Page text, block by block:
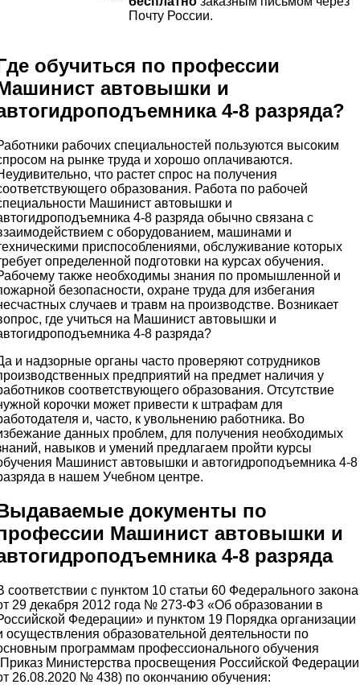
Почту России.
обучиться по профессии
автовышки и
4-8 разряда?
рабочих специальностей пользуются высоким
на рынке труда и хорошо оплачиваются.
что растет спрос на получения
образования. Работа по рабочей
Машинист автовышки и
4-8 разряда обычно связана с
с оборудованием, машинами и
приспособлениями, обслуживание которых
определенной подготовки на курсах обучения.
также необходимы знания по промышленной и
безопасности, охране труда для избегания
случаев и травм на производстве. Возникает
где учиться на Машинист автовышки и
4-8 разряда?
и надзорные органы часто проверяют сотрудников
предприятий на предмет наличия у
соответствующего образования. Отсутствие
корочки может привести к штрафам для
и, часто, к увольнению работника. Во
данных проблем, для получения необходимых
навыков и умений предлагаем пройти курсы
Машинист автовышки и автогидроподъемника 4-8
в нашем Учебном центре.
документы по
Машинист автовышки и
4-8 разряда
соответствии с пунктом 10 статьи 60 Федерального закона
29 декабря 2012 года № 273-ФЗ «Об образовании в
Федерации» и пунктом 19 Порядка организации
осуществления образовательной деятельности по
программам профессионального обучения
Министерства просвещения Российской Федерации
26.08.2020 № 438) по окончанию обучения: